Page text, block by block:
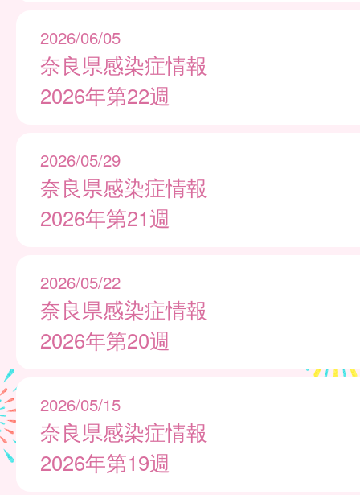
2026/06/05
奈良県感染症情報
2026年第22週
2026/05/29
奈良県感染症情報
2026年第21週
2026/05/22
奈良県感染症情報
2026年第20週
2026/05/15
奈良県感染症情報
2026年第19週